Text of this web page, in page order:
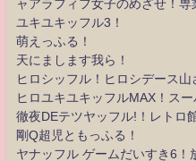
ャアラフィフ女子のめざせ！
ユキユキッフル3！
萌えっふる！
天にまします我ら！
ヒロシッフル！ヒロシデース山
ヒロユキユキッフルMAX！スー
徹夜DEテツヤッフル!！レトロ
剛Q超児ともっふる！
ヤナッフル ゲームだいすき6！